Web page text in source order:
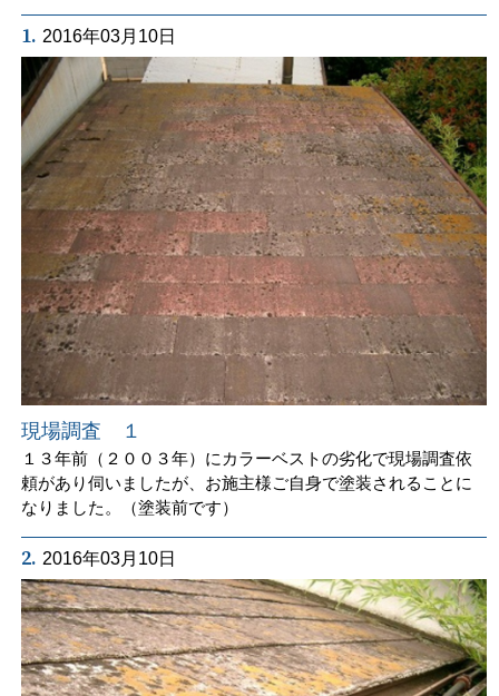
1. 2016年03月10日
現場調査 １
１３年前（２００３年）にカラーベストの劣化で現場調査依
頼があり伺いましたが、お施主様ご自身で塗装されることに
なりました。（塗装前です）
2. 2016年03月10日